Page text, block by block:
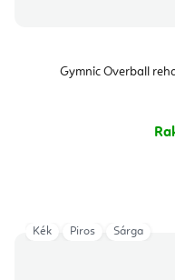
Gymnic Overball
Kék Piros Sárga